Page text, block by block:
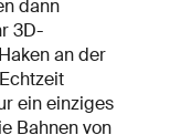
dann
3D-
an der
ein einziges
Bahnen von